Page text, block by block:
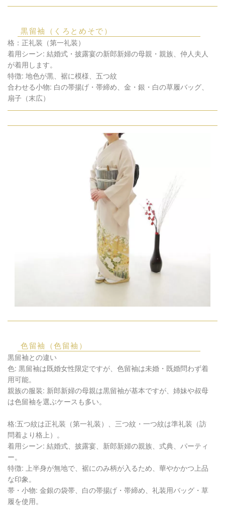
黒留袖（くろとめそで）
格：正礼装（第一礼装）
着用シーン: 結婚式・披露宴の新郎新婦の母親・親族、仲人夫人
が着用します。
特徴: 地色が黒、裾に模様、五つ紋
合わせる小物: 白の帯揚げ・帯締め、金・銀・白の草履バッグ、
扇子（末広）
色留袖（色留袖）
黒留袖との違い
色: 黒留袖は既婚女性限定ですが、色留袖は未婚・既婚問わず着
用可能。
親族の服装: 新郎新婦の母親は黒留袖が基本ですが、姉妹や叔母
は色留袖を選ぶケースも多い。
格:五つ紋は正礼装（第一礼装）、三つ紋・一つ紋は準礼装（訪
問着より格上）。
着用シーン: 結婚式、披露宴、新郎新婦の親族、式典、パーティ
ー。
特徴: 上半身が無地で、裾にのみ柄が入るため、華やかかつ上品
な印象。
帯・小物: 金銀の袋帯、白の帯揚げ・帯締め、礼装用バッグ・草
履を使用。